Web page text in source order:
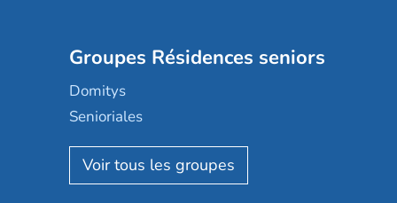
Groupes Résidences seniors
Domitys
Senioriales
Nohée
Les Résidentiels